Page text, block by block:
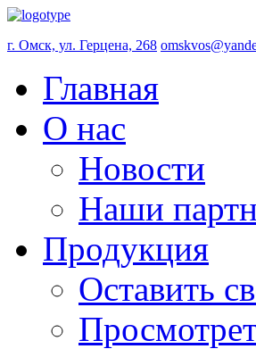
г. Омск, ул. Герцена, 268
Главная
О нас
Новости
Наши
Продукция
Оставить